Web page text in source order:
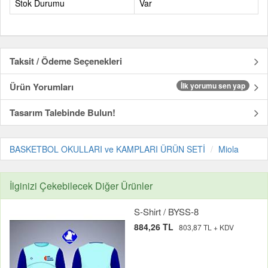
Stok Durumu Var
Taksit / Ödeme Seçenekleri
Ürün Yorumları
İlk yorumu sen yap
Tasarım Talebinde Bulun!
BASKETBOL OKULLARI ve KAMPLARI ÜRÜN SETİ Miola
İlginizi Çekebilecek Diğer Ürünler
S-Shirt / BYSS-8
884,26 TL 803,87 TL + KDV